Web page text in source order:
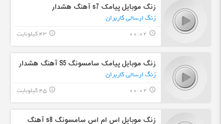
زنگ موبایل پیامک s7 آهنگ هشدار
زنگ ارسالی کاربران
query_builder
00:02 43 کیلوبایت info_outline
زنگ موبایل پیامک سامسونگ S5 آهنگ هشدار
زنگ ارسالی کاربران
query_builder
00:02 45 کیلوبایت info_outline
زنگ موبایل اس ام اس سامسونگ s8 آهنگ